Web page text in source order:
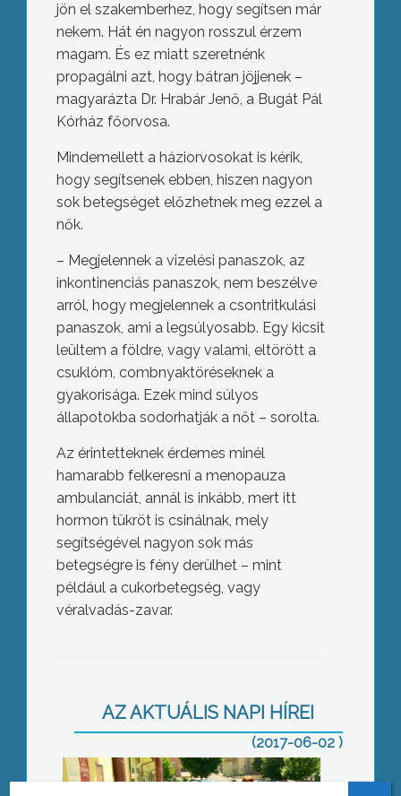
jön el szakemberhez, hogy segítsen már
nekem. Hát én nagyon rosszul érzem
magam. És ez miatt szeretnénk
propagálni azt, hogy bátran jöjjenek –
magyarázta Dr. Hrabár Jenő, a Bugát Pál
Kórház főorvosa.
Mindemellett a háziorvosokat is kérik,
hogy segítsenek ebben, hiszen nagyon
sok betegséget előzhetnek meg ezzel a
nők.
– Megjelennek a vizelési panaszok, az
inkontinenciás panaszok, nem beszélve
arról, hogy megjelennek a csontritkulási
panaszok, ami a legsúlyosabb. Egy kicsit
leültem a földre, vagy valami, eltörött a
csuklóm, combnyaktöréseknek a
gyakorisága. Ezek mind súlyos
állapotokba sodorhatják a nőt – sorolta.
Az érintetteknek érdemes minél
hamarabb felkeresni a menopauza
ambulanciát, annál is inkább, mert itt
hormon tükröt is csinálnak, mely
segítségével nagyon sok más
betegségre is fény derülhet – mint
például a cukorbetegség, vagy
véralvadás-zavar.
AZ AKTUÁLIS NAPI HÍREI
(2017-06-02 )